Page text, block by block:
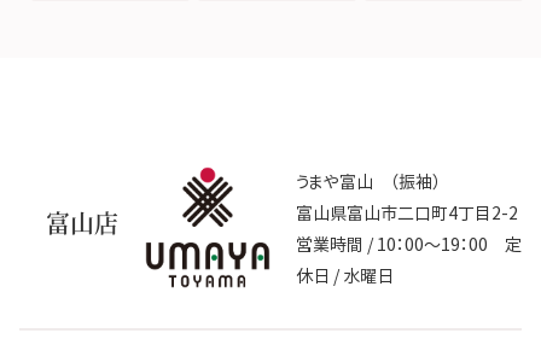
富山店
うまや富山 （振袖）
富山県富山市二口町4丁目2-2
営業時間 / 10：00～19：00 定
休日 / 水曜日